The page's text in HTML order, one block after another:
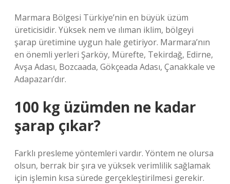
Marmara Bölgesi Türkiye’nin en büyük üzüm
üreticisidir. Yüksek nem ve ılıman iklim, bölgeyi
şarap üretimine uygun hale getiriyor. Marmara’nın
en önemli yerleri Şarköy, Mürefte, Tekirdağ, Edirne,
Avşa Adası, Bozcaada, Gökçeada Adası, Çanakkale ve
Adapazarı’dır.
100 kg üzümden ne kadar
şarap çıkar?
Farklı presleme yöntemleri vardır. Yöntem ne olursa
olsun, berrak bir şıra ve yüksek verimlilik sağlamak
için işlemin kısa sürede gerçekleştirilmesi gerekir.